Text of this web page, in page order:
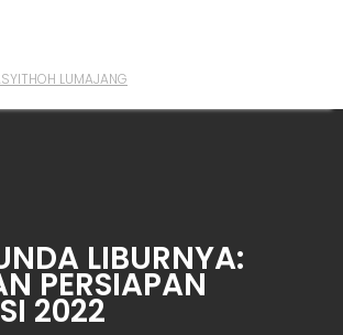
LIBURNYA:
PERSIAPAN
2022